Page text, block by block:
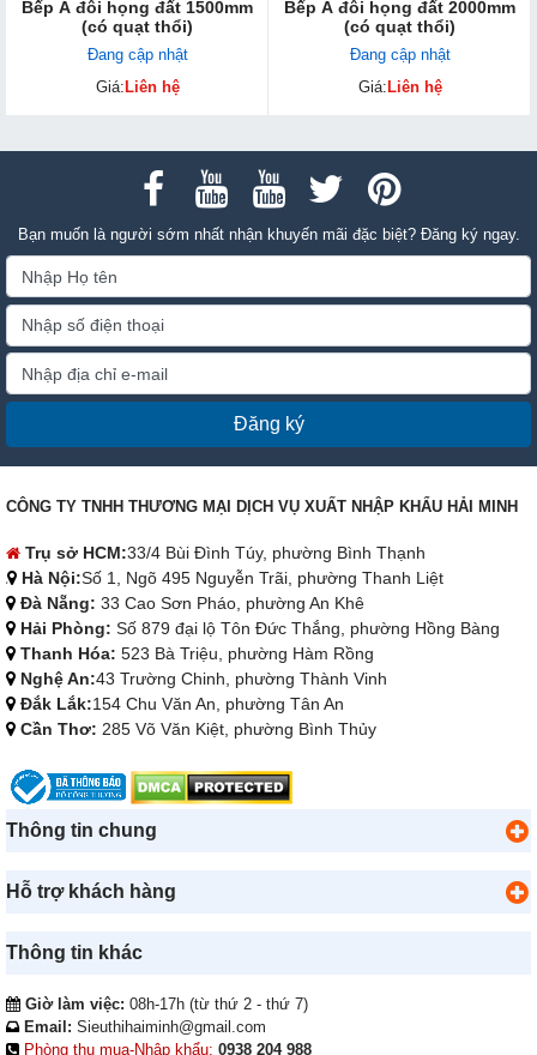
Bếp Á đôi họng đất 1500mm
(có quạt thổi)
Đang cập nhật
Giá:Liên hệ
Bếp Á đôi họng đất 2000mm
(có quạt thổi)
Đang cập nhật
Giá:Liên hệ
Bạn muốn là người sớm nhất nhận khuyến mãi đặc biệt? Đăng ký ngay.
Đăng ký
CÔNG TY TNHH THƯƠNG MẠI DỊCH VỤ XUẤT NHẬP KHẨU HẢI MINH
Trụ sở HCM:33/4 Bùi Đình Túy, phường Bình Thạnh
Hà Nội:Số 1, Ngõ 495 Nguyễn Trãi, phường Thanh Liệt
Đà Nẵng: 33 Cao Sơn Pháo, phường An Khê
Hải Phòng: Số 879 đại lộ Tôn Đức Thắng, phường Hồng Bàng
Thanh Hóa: 523 Bà Triệu, phường Hàm Rồng
Nghệ An:43 Trường Chinh, phường Thành Vinh
Đắk Lắk:154 Chu Văn An, phường Tân An
Cần Thơ: 285 Võ Văn Kiệt, phường Bình Thủy
Thông tin chung
Hỗ trợ khách hàng
Thông tin khác
Giờ làm việc: 08h-17h (từ thứ 2 - thứ 7)
Email: Sieuthihaiminh@gmail.com
Phòng thu mua-Nhập khẩu: 0938 204 988